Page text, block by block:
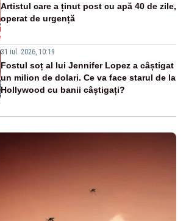
Artistul care a ținut post cu apă 40 de zile,
operat de urgență
31 iul. 2026, 10:19
Fostul soț al lui Jennifer Lopez a câștigat
un milion de dolari. Ce va face starul de la
Hollywood cu banii câștigați?